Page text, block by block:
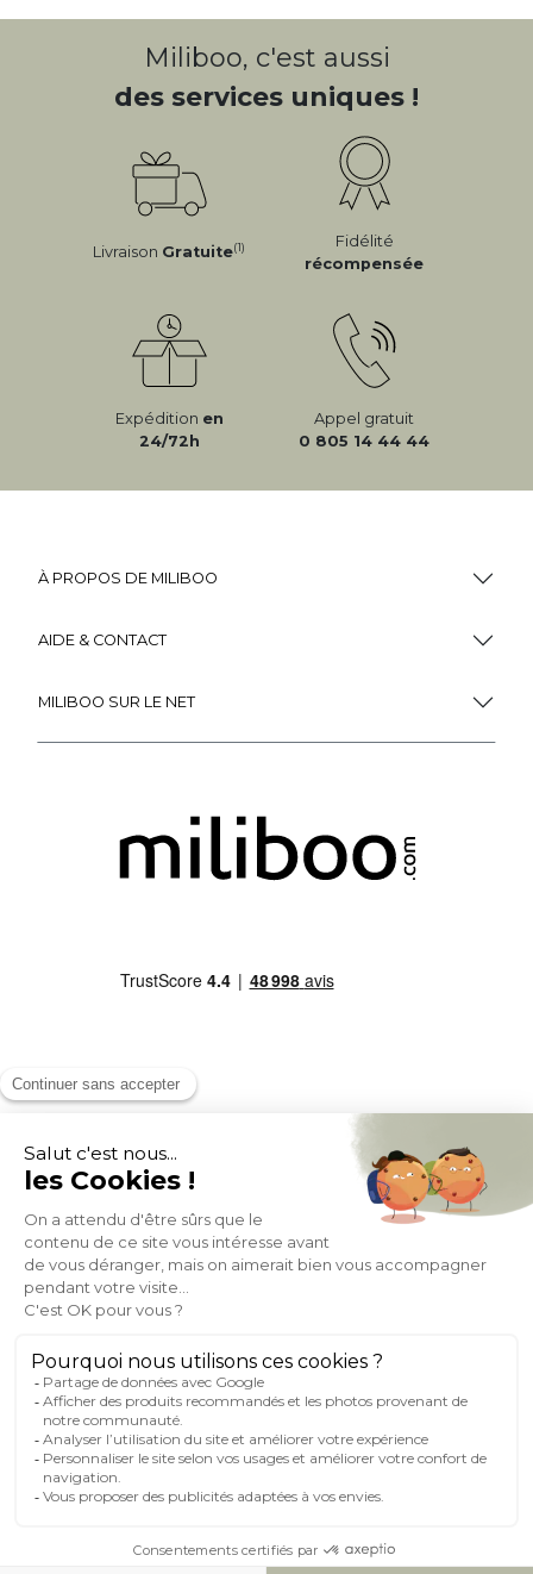
Miliboo, c'est aussi
des services uniques !
Livraison Gratuite(1)
Fidélité
récompensée
Expédition en
24/72h
Appel gratuit
0 805 14 44 44
À PROPOS DE MILIBOO
AIDE & CONTACT
MILIBOO SUR LE NET
MOYENS DE PAIEMENT
FRANCE
© 2007-2026 Miliboo
Tous droits réservés